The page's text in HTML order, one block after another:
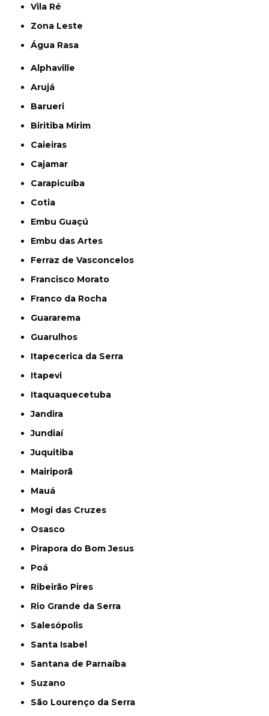
Vila Ré
Zona Leste
Água Rasa
Alphaville
Arujá
Barueri
Biritiba Mirim
Caieiras
Cajamar
Carapicuíba
Cotia
Embu Guaçú
Embu das Artes
Ferraz de Vasconcelos
Francisco Morato
Franco da Rocha
Guararema
Guarulhos
Itapecerica da Serra
Itapevi
Itaquaquecetuba
Jandira
Jundiaí
Juquitiba
Mairiporã
Mauá
Mogi das Cruzes
Osasco
Pirapora do Bom Jesus
Poá
Ribeirão Pires
Rio Grande da Serra
Salesópolis
Santa Isabel
Santana de Parnaíba
Suzano
São Lourenço da Serra